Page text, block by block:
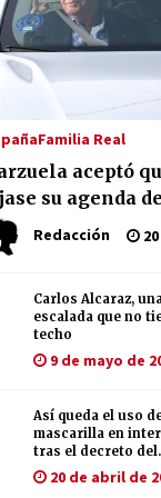
13
La
25%
de la Europa
se
17
Familia Real
aceptó
su agenda
Redacción
Carlos Alcaraz, una
escalada que no
techo
9 de mayo de
Así queda el uso
mascarilla en
tras el decreto del
Gobierno
20 de abril de